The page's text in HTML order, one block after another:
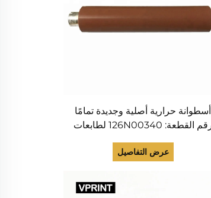
أسطوانة حرارية أصلية وجديدة تمامًا
رقم القطعة: 126N00340 لطابعات
(أسطوانة انصهار)
عرض التفاصيل